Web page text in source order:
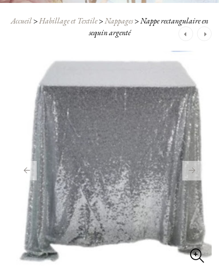
Accueil>Habillage et Textile>Nappages>Nappe rectangulaire en
sequin argenté
Navigation
après